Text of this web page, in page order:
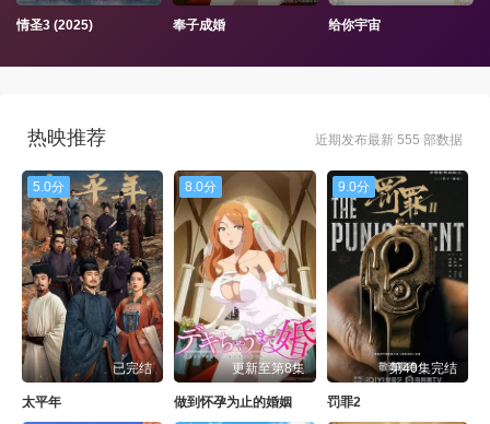
情圣3 (2025) 奉子成婚 给你宇宙
近期发布最新 555 部数据
热映推荐
5.0分
已完结
太平年
8.0分
更新至第8集
做到怀孕为止的婚姻
9.0分
第40集完结
罚罪2